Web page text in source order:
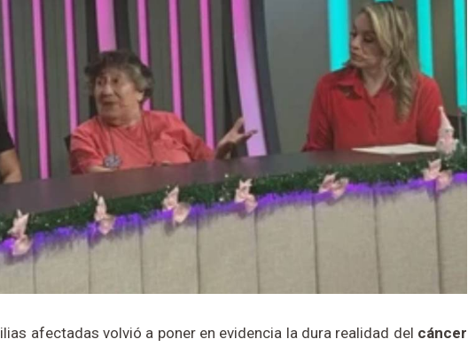
afectadas volvió a poner en evidencia la dura realidad del cáncer